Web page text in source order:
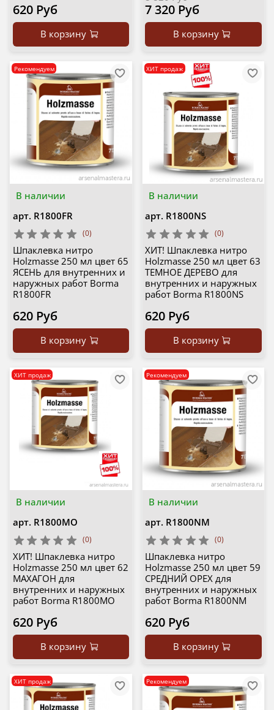
620 Руб
В корзину
7 320 Руб
В корзину
В наличии
Рекомендуем
арт. R1800FR
(0)
Шпаклевка нитро
Holzmasse 250 мл цвет 65
ЯСЕНЬ для внутренних и
наружных работ Borma
R1800FR
620 Руб
В корзину
В наличии
ХИТ продаж
арт. R1800NS
(0)
ХИТ! Шпаклевка нитро
Holzmasse 250 мл цвет 63
ТЕМНОЕ ДЕРЕВО для
внутренних и наружных
работ Borma R1800NS
620 Руб
В корзину
В наличии
ХИТ продаж
арт. R1800MO
(0)
ХИТ! Шпаклевка нитро
Holzmasse 250 мл цвет 62
МАХАГОН для
внутренних и наружных
работ Borma R1800MO
620 Руб
В корзину
В наличии
Рекомендуем
арт. R1800NM
(0)
Шпаклевка нитро
Holzmasse 250 мл цвет 59
СРЕДНИЙ ОРЕХ для
внутренних и наружных
работ Borma R1800NM
620 Руб
В корзину
ХИТ продаж Рекомендуем